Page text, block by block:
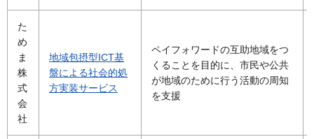
た
め
ま
株
式
会
社
地域包摂型ICT基
盤による社会的処
方実装サービス
ペイフォワードの互助地域をつ
くることを目的に、市民や公共
が地域のために行う活動の周知
を支援